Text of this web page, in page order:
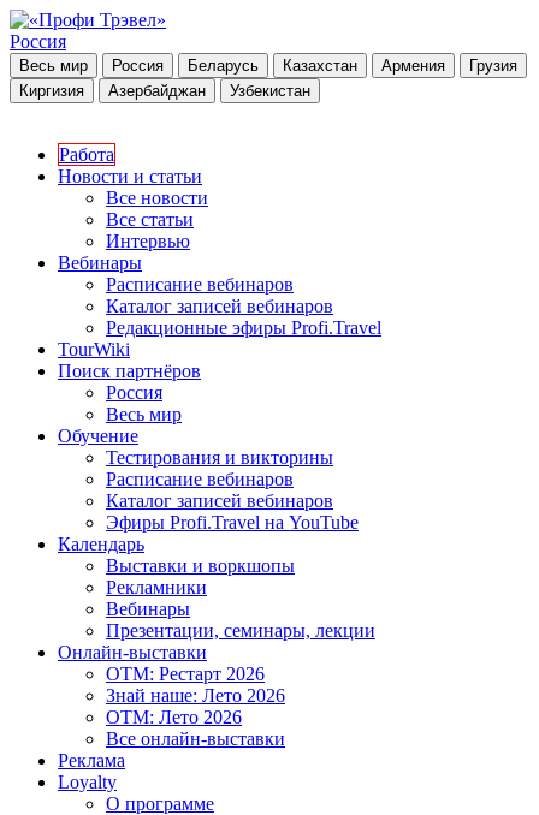
Россия
Весь мир Россия Беларусь Казахстан Армения
Грузия
Киргизия
Азербайджан Узбекистан
Работа
Новости и статьи
Все новости
Все статьи
Интервью
Вебинары
Расписание вебинаров
Каталог записей вебинаров
Редакционные эфиры Profi.Travel
TourWiki
Поиск партнёров
Россия
Весь мир
Обучение
Тестирования и викторины
Расписание вебинаров
Каталог записей вебинаров
Эфиры Profi.Travel на YouTube
Календарь
Выставки и воркшопы
Рекламники
Вебинары
Презентации, семинары, лекции
Онлайн-выставки
OTM: Рестарт 2026
Знай наше: Лето 2026
OTM: Лето 2026
Все онлайн-выставки
Реклама
Loyalty
О программе